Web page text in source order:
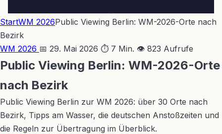
StartWM 2026Public Viewing Berlin: WM-2026-Orte nach
Bezirk
WM 2026 📅 29. Mai 2026 ⏱ 7 Min. 👁 823 Aufrufe
Public Viewing Berlin: WM-2026-Orte
nach Bezirk
Public Viewing Berlin zur WM 2026: über 30 Orte nach
Bezirk, Tipps am Wasser, die deutschen Anstoßzeiten und
die Regeln zur Übertragung im Überblick.